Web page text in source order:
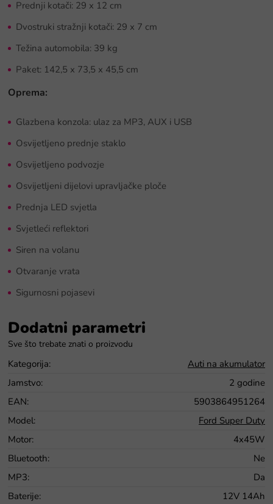
Prednji kotači: 29 x 12 cm
Dvostruki stražnji kotači: 29 x 7 cm
Težina automobila: 39 kg
Paket: 142,5 x 73,5 x 45,5 cm
Oprema:
Glazbena konzola: ulaz za MP3, AUX i USB
Osvijetljeno prednje staklo
Osvijetljeno podvozje
Osvijetljeni dijelovi upravljačke ploče
Prednja LED svjetla
Svjetleći reflektori
Siren na volanu
Otvaranje vrata
Sigurnosni pojasevi
Dodatni parametri
Kategorija:
Auti na akumulator
Jamstvo:
2 godine
EAN:
5903864951264
Model:
Ford Super Duty
Motor:
4x45W
Bluetooth:
Ne
MP3:
Da
Baterije:
12V 14Ah